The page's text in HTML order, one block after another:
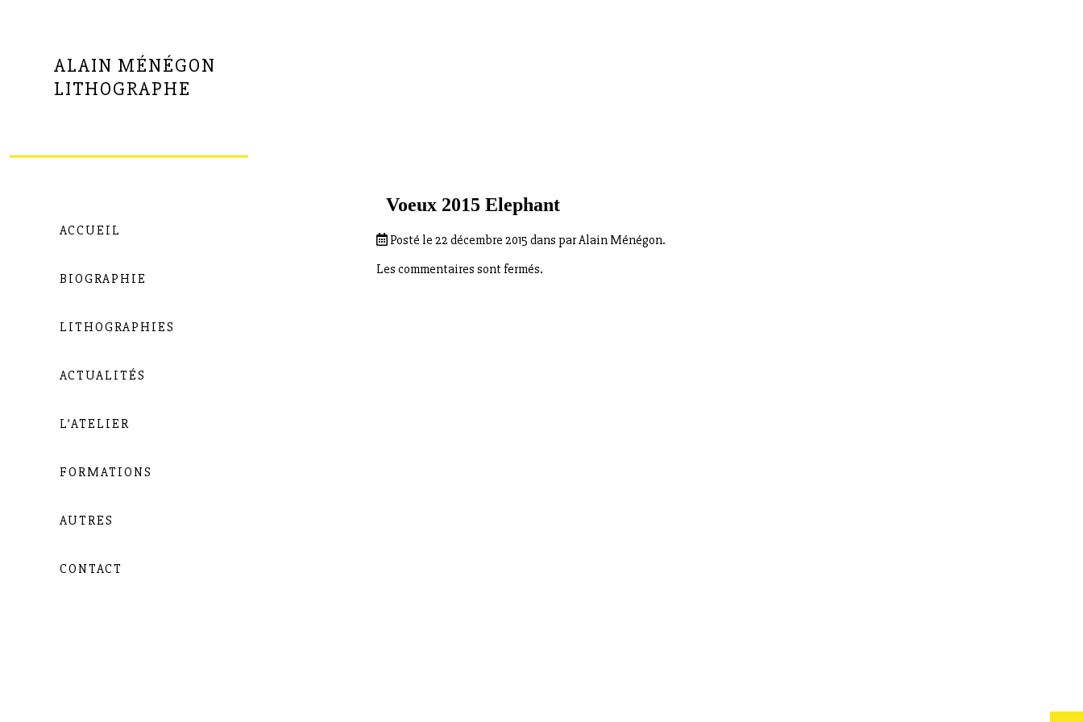
ALAIN MÉNÉGON
LITHOGRAPHE
ACCUEIL
BIOGRAPHIE
LITHOGRAPHIES
ACTUALITÉS
L’ATELIER
FORMATIONS
AUTRES
CONTACT
Voeux 2015 Elephant
Posté le 22 décembre 2015 dans par Alain Ménégon.
Les commentaires sont fermés.